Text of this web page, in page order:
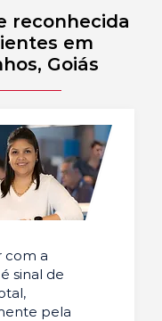
reconhecida
em
Goiás
com a
sinal de
pela